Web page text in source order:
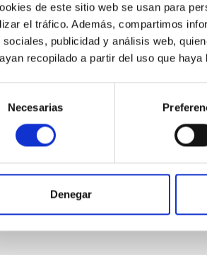
de este sitio web se usan para
el tráfico. Además, compartimos
sociales, publicidad y análisis web,
recopilado a partir del uso que
Necesarias
Denegar
que